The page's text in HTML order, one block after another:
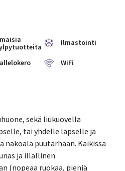
Ilmastointi
WiFi
sekä liukuovella
tai yhdelle lapselle ja
näköala puutarhaan. Kaikissa
ja illallinen
(nopeaa ruokaa, pieniä